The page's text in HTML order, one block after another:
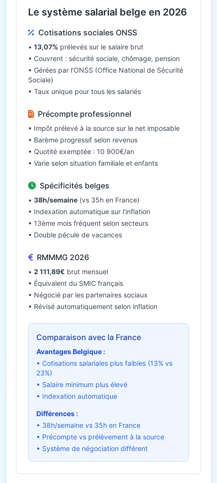
Le système salarial belge en 2026
Cotisations sociales ONSS
• 13,07% prélevés sur le salaire brut
• Couvrent : sécurité sociale, chômage, pension
• Gérées par l'ONSS (Office National de Sécurité
Sociale)
• Taux unique pour tous les salariés
Précompte professionnel
• Impôt prélevé à la source sur le net imposable
• Barème progressif selon revenus
• Quotité exemptée : 10 900€/an
• Varie selon situation familiale et enfants
Spécificités belges
• 38h/semaine (vs 35h en France)
• Indexation automatique sur l'inflation
• 13ème mois fréquent selon secteurs
• Double pécule de vacances
RMMMG 2026
• 2 111,89€ brut mensuel
• Équivalent du SMIC français
• Négocié par les partenaires sociaux
• Révisé automatiquement selon inflation
Comparaison avec la France
Avantages Belgique :
• Cotisations salariales plus faibles (13% vs
23%)
• Salaire minimum plus élevé
• Indexation automatique
Différences :
• 38h/semaine vs 35h en France
• Précompte vs prélèvement à la source
• Système de négociation différent